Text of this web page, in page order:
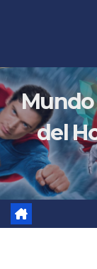
Mundo
del